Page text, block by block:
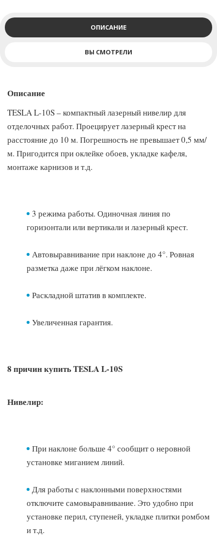
8 причин купить TESLA L-10S
установке миганием линий.
Для работы с наклонными поверхностями отключите
самовыравнивание. Это удобно при установке перил,
блокировку компенсатора.
Работает от батареек АА. Вы без проблем замените
Прорезиненные грани не скользят в руках и
Штатив:
установки на нужную высоту.
фотоаппаратов или телефонодержателей с резьбой.
ОПИСАНИЕ
ВЫ СМОТРЕЛИ
Описание
TESLA L-10S – компактный лазерный нивелир для
отделочных работ. Проецирует лазерный крест на
расстояние до 10 м. Погрешность не превышает 0,5 мм/
м. Пригодится при оклейке обоев, укладке кафеля,
монтаже карнизов и т.д.
3 режима работы. Одиночная линия по
горизонтали или вертикали и лазерный крест.
Автовыравнивание при наклоне до 4°. Ровная
разметка даже при лёгком наклоне.
Раскладной штатив в комплекте.
Увеличенная гарантия.
8 причин купить TESLA L-10S
Нивелир:
При наклоне больше 4° сообщит о неровной
установке миганием линий.
Для работы с наклонными поверхностями
отключите самовыравнивание. Это удобно при
установке перил, ступеней, укладке плитки ромбом
и т.д.